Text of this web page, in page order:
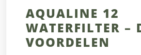
AQUALINE 12
WATERFILTER –
VOORDELEN